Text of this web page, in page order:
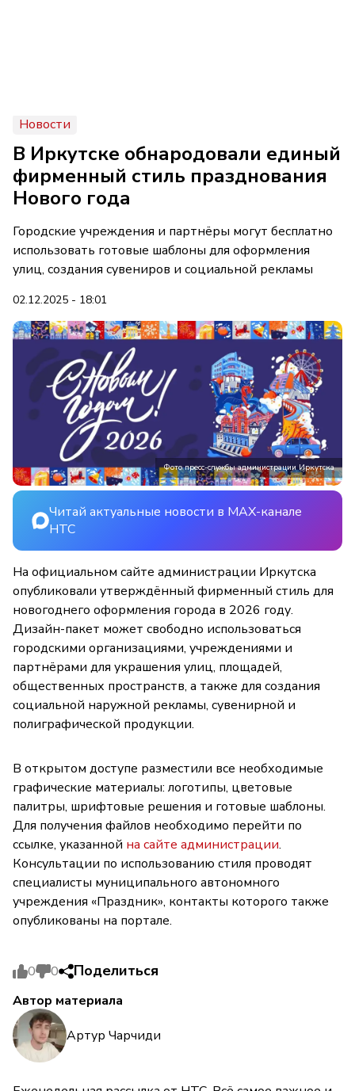
Новости
В Иркутске обнародовали единый
фирменный стиль празднования
Нового года
Городские учреждения и партнёры могут бесплатно
использовать готовые шаблоны для оформления
улиц, создания сувениров и социальной рекламы
02.12.2025 - 18:01
Фото пресс-службы администрации Иркутска
Читай актуальные новости в MAX-канале
НТС
На официальном сайте администрации Иркутска
опубликовали утверждённый фирменный стиль для
новогоднего оформления города в 2026 году.
Дизайн-пакет может свободно использоваться
городскими организациями, учреждениями и
партнёрами для украшения улиц, площадей,
общественных пространств, а также для создания
социальной наружной рекламы, сувенирной и
полиграфической продукции.
В открытом доступе разместили все необходимые
графические материалы: логотипы, цветовые
палитры, шрифтовые решения и готовые шаблоны.
Для получения файлов необходимо перейти по
ссылке, указанной на сайте администрации.
Консультации по использованию стиля проводят
специалисты муниципального автономного
учреждения «Праздник», контакты которого также
опубликованы на портале.
0 0 Поделиться
Автор материала
Артур Чарчиди